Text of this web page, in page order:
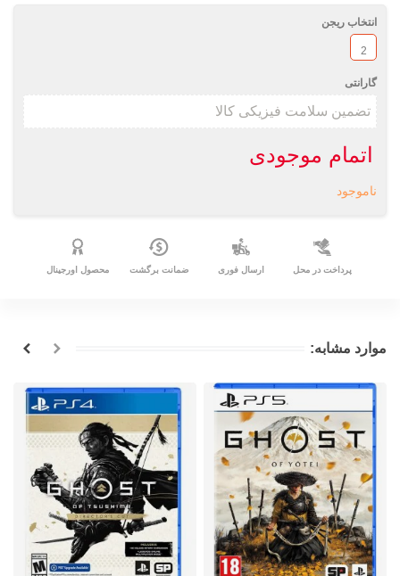
انتخاب ریجن
2
گارانتی
اتمام موجودی
ناموجود
پرداخت در محل ارسال فوری ضمانت برگشت محصول اورجینال
موارد مشابه: